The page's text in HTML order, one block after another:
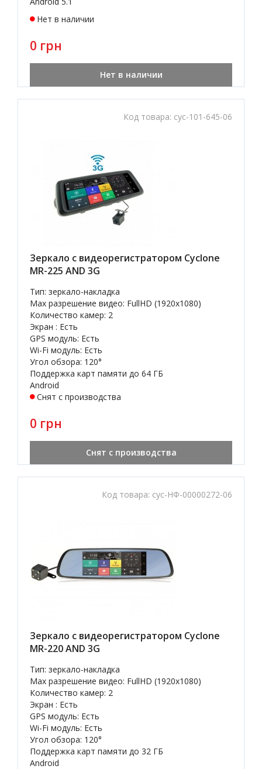
Нет в наличии
0 грн
Нет в наличии
Код товара: cyc-101-645-06
Зеркало с видеорегистратором Cyclone
MR-225 AND 3G
Тип: зеркало-накладка
Max разрешение видео: FullHD (1920x1080)
Количество камер: 2
Экран : Есть
GPS модуль: Есть
Wi-Fi модуль: Есть
Угол обзора: 120°
Поддержка карт памяти до 64 ГБ
Android
Снят с производства
0 грн
Снят с производства
Код товара: cyc-НФ-00000272-06
Зеркало с видеорегистратором Cyclone
MR-220 AND 3G
Тип: зеркало-накладка
Max разрешение видео: FullHD (1920x1080)
Количество камер: 2
Экран : Есть
GPS модуль: Есть
Wi-Fi модуль: Есть
Угол обзора: 120°
Поддержка карт памяти до 32 ГБ
Android